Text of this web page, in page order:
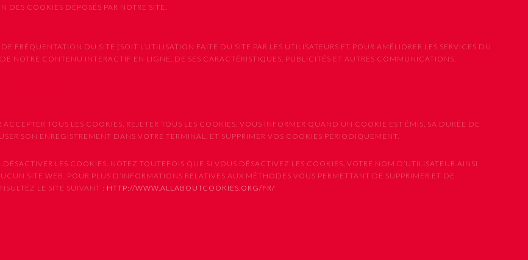
DES COOKIES DÉPOSÉS PAR NOTRE SITE.
FRÉQUENTATION DU SITE (SOIT L’UTILISATION FAITE DU SITE PAR LES UTILISATEURS ET POUR AMÉLIORER LES SERVICES DU
NOTRE CONTENU INTERACTIF EN LIGNE, DE SES CARACTÉRISTIQUES, PUBLICITÉS ET AUTRES COMMUNICATIONS.
TOUS LES COOKIES, REJETER TOUS LES COOKIES, VOUS INFORMER QUAND UN COOKIE EST ÉMIS, SA DURÉE DE
SON ENREGISTREMENT DANS VOTRE TERMINAL, ET SUPPRIMER VOS COOKIES PÉRIODIQUEMENT.
LES COOKIES. NOTEZ TOUTEFOIS QUE SI VOUS DÉSACTIVEZ LES COOKIES, VOTRE NOM D’UTILISATEUR AINSI
SITE WEB. POUR PLUS D’INFORMATIONS RELATIVES AUX MÉTHODES VOUS PERMETTANT DE SUPPRIMER ET DE
LE SITE SUIVANT : HTTP://WWW.ALLABOUTCOOKIES.ORG/FR/